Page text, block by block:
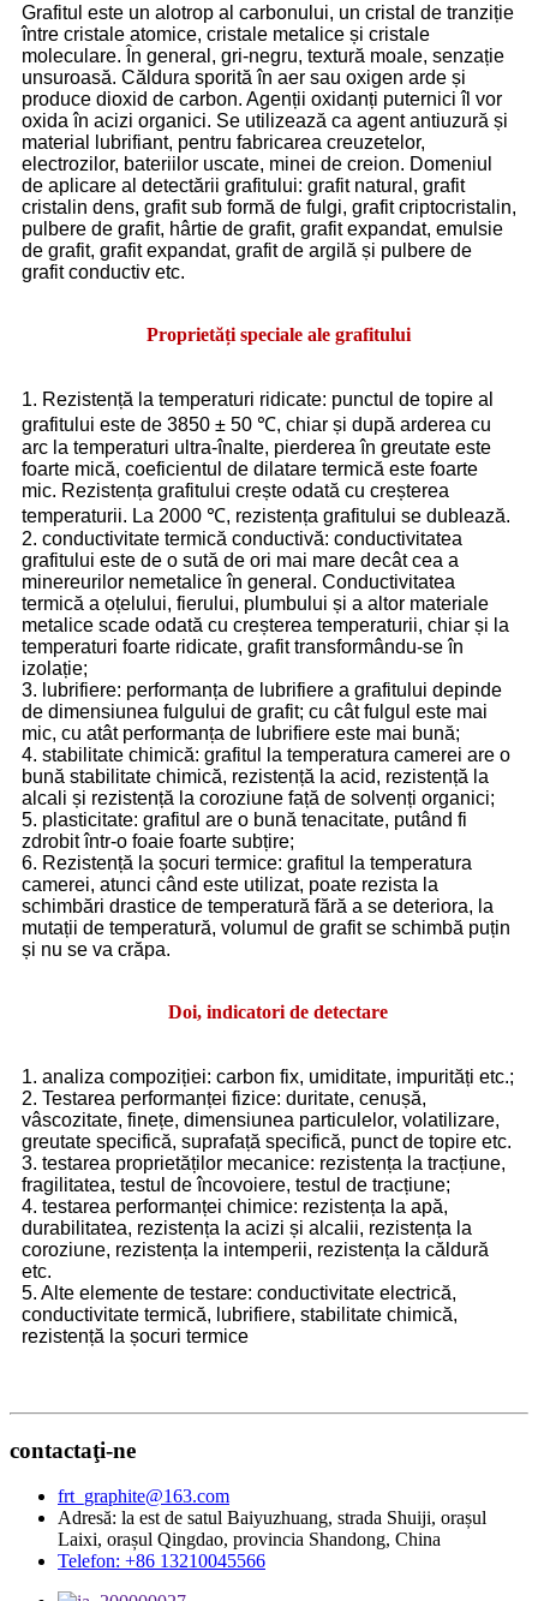
Grafitul este un alotrop al carbonului, un cristal de tranziție
între cristale atomice, cristale metalice și cristale
moleculare. În general, gri-negru, textură moale, senzație
unsuroasă. Căldura sporită în aer sau oxigen arde și
produce dioxid de carbon. Agenții oxidanți puternici îl vor
oxida în acizi organici. Se utilizează ca agent antiuzură și
material lubrifiant, pentru fabricarea creuzetelor,
electrozilor, bateriilor uscate, minei de creion. Domeniul
de aplicare al detectării grafitului: grafit natural, grafit
cristalin dens, grafit sub formă de fulgi, grafit criptocristalin,
pulbere de grafit, hârtie de grafit, grafit expandat, emulsie
de grafit, grafit expandat, grafit de argilă și pulbere de
grafit conductiv etc.
Proprietăți speciale ale grafitului
1. Rezistență la temperaturi ridicate: punctul de topire al
grafitului este de 3850 ± 50 ℃, chiar și după arderea cu
arc la temperaturi ultra-înalte, pierderea în greutate este
foarte mică, coeficientul de dilatare termică este foarte
mic. Rezistența grafitului crește odată cu creșterea
temperaturii. La 2000 ℃, rezistența grafitului se dublează.
2. conductivitate termică conductivă: conductivitatea
grafitului este de o sută de ori mai mare decât cea a
minereurilor nemetalice în general. Conductivitatea
termică a oțelului, fierului, plumbului și a altor materiale
metalice scade odată cu creșterea temperaturii, chiar și la
temperaturi foarte ridicate, grafit transformându-se în
izolație;
3. lubrifiere: performanța de lubrifiere a grafitului depinde
de dimensiunea fulgului de grafit; cu cât fulgul este mai
mic, cu atât performanța de lubrifiere este mai bună;
4. stabilitate chimică: grafitul la temperatura camerei are o
bună stabilitate chimică, rezistență la acid, rezistență la
alcali și rezistență la coroziune față de solvenți organici;
5. plasticitate: grafitul are o bună tenacitate, putând fi
zdrobit într-o foaie foarte subțire;
6. Rezistență la șocuri termice: grafitul la temperatura
camerei, atunci când este utilizat, poate rezista la
schimbări drastice de temperatură fără a se deteriora, la
mutații de temperatură, volumul de grafit se schimbă puțin
și nu se va crăpa.
Doi, indicatori de detectare
1. analiza compoziției: carbon fix, umiditate, impurități etc.;
2. Testarea performanței fizice: duritate, cenușă,
vâscozitate, finețe, dimensiunea particulelor, volatilizare,
greutate specifică, suprafață specifică, punct de topire etc.
3. testarea proprietăților mecanice: rezistența la tracțiune,
fragilitatea, testul de încovoiere, testul de tracțiune;
4. testarea performanței chimice: rezistența la apă,
durabilitatea, rezistența la acizi și alcalii, rezistența la
coroziune, rezistența la intemperii, rezistența la căldură
etc.
5. Alte elemente de testare: conductivitate electrică,
conductivitate termică, lubrifiere, stabilitate chimică,
rezistență la șocuri termice
contactaţi-ne
frt_graphite@163.com
Adresă: la est de satul Baiyuzhuang, strada Shuiji, orașul
Laixi, orașul Qingdao, provincia Shandong, China
Telefon: +86 13210045566